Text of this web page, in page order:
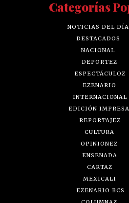
Categorías
NOTICIAS DEL DÍA
DESTACADOS
NACIONAL
DEPORTEZ
ESPECTÁCULOZ
EZENARIO
INTERNACIONAL
EDICIÓN IMPRESA
REPORTAJEZ
CULTURA
OPINIONEZ
ENSENADA
CARTAZ
MEXICALI
EZENARIO BCS